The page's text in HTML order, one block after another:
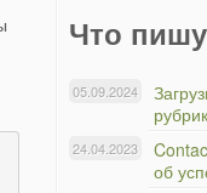
Что
05.09.2024
об
24.04.2023